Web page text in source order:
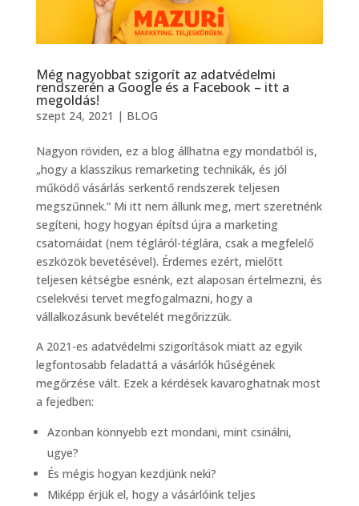
Még nagyobbat szigorít az adatvédelmi
rendszerén a Google és a Facebook – itt a
megoldás!
szept 24, 2021 | BLOG
Nagyon röviden, ez a blog állhatna egy mondatból is,
„hogy a klasszikus remarketing technikák, és jól
működő vásárlás serkentő rendszerek teljesen
megszűnnek.” Mi itt nem állunk meg, mert szeretnénk
segíteni, hogy hogyan építsd újra a marketing
csatornáidat (nem tégláról-téglára, csak a megfelelő
eszközök bevetésével). Érdemes ezért, mielőtt
teljesen kétségbe esnénk, ezt alaposan értelmezni, és
cselekvési tervet megfogalmazni, hogy a
vállalkozásunk bevételét megőrizzük.
A 2021-es adatvédelmi szigorítások miatt az egyik
legfontosabb feladattá a vásárlók hűségének
megőrzése vált. Ezek a kérdések kavaroghatnak most
a fejedben:
Azonban könnyebb ezt mondani, mint csinálni,
ugye?
És mégis hogyan kezdjünk neki?
Miképp érjük el, hogy a vásárlóink teljes